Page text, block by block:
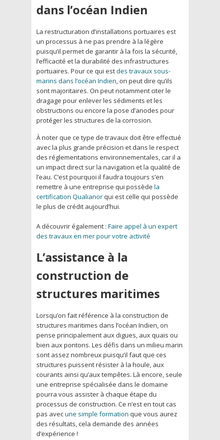
dans l’océan Indien
La restructuration d’installations portuaires est
un processus à ne pas prendre à la légère
puisqu’il permet de garantir à la fois la sécurité,
l’efficacité et la durabilité des infrastructures
portuaires. Pour ce qui estdes travaux sous-
marins dans l’océan Indien, on peut dire qu’ils
sont majoritaires. On peut notamment citer le
dragage pour enlever les sédiments et les
obstructions ou encore la pose d’anodes pour
protéger les structures de la corrosion.
À noter que ce type de travaux doit être effectué
avec la plus grande précision et dans le respect
des réglementations environnementales, car il a
un impact direct sur la navigation et la qualité de
l’eau. C’est pourquoi il faudra toujours s’en
remettre à une entreprise qui possède la
certification Qualianorqui est celle qui possède
le plus de crédit aujourd’hui.
A découvrir également : Faire appel à un expert
des travaux en mer pour votre activité
L’assistance à la
construction de
structures maritimes
Lorsqu’on fait référence à la construction de
structures maritimes dans l’océan Indien, on
pense principalement aux digues, aux quais ou
bien aux pontons. Les défis dans un milieu marin
sont assez nombreux puisqu’il faut que ces
structures puissent résister à la houle, aux
courants ainsi qu’aux tempêtes. Là encore, seule
une entreprise spécialisée dans le domaine
pourra vous assister à chaque étape du
processus de construction. Ce n’est en tout cas
pas avecune simple formation que vous aurez
des résultats, cela demande des années
d’expérience !